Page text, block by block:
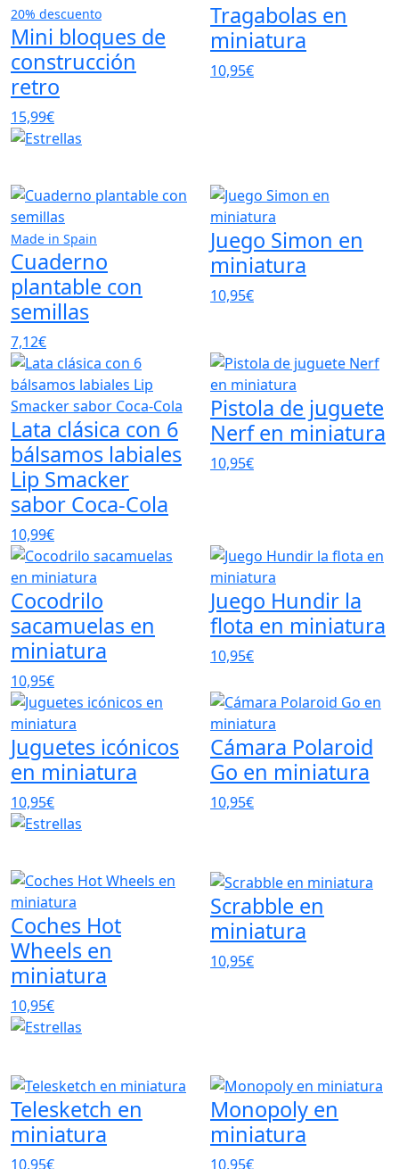
20% descuento
Mini bloques de
construcción
retro
15,99€
Tragabolas en
miniatura
10,95€
Made in Spain
Cuaderno
plantable con
semillas
7,12€
Juego Simon en
miniatura
10,95€
Lata clásica con 6
bálsamos labiales
Lip Smacker
sabor Coca-Cola
10,99€
Pistola de juguete
Nerf en miniatura
10,95€
Cocodrilo
sacamuelas en
miniatura
10,95€
Juego Hundir la
flota en miniatura
10,95€
Juguetes icónicos
en miniatura
10,95€
Cámara Polaroid
Go en miniatura
10,95€
Coches Hot
Wheels en
miniatura
10,95€
Scrabble en
miniatura
10,95€
Telesketch en
miniatura
10,95€
Monopoly en
miniatura
10,95€